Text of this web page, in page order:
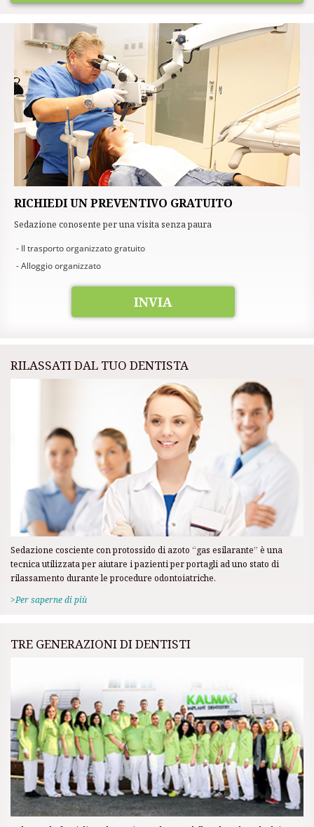
RICHIEDI UN PREVENTIVO GRATUITO
Sedazione conosente per una visita senza paura
- Il trasporto organizzato gratuito
- Alloggio organizzato
INVIA
RILASSATI DAL TUO DENTISTA
Sedazione cosciente con protossido di azoto “gas esilarante” è una
tecnica utilizzata per aiutare i pazienti per portagli ad uno stato di
rilassamento durante le procedure odontoiatriche.
>Per saperne di più
TRE GENERAZIONI DI DENTISTI